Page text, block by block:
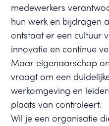
medewerkers
hun werk en bijdragen
ontstaat er een cultuur
innovatie en continue
Maar eigenaarschap
vraagt om een
werkomgeving en
plaats van controleert.
Wil je een organisatie